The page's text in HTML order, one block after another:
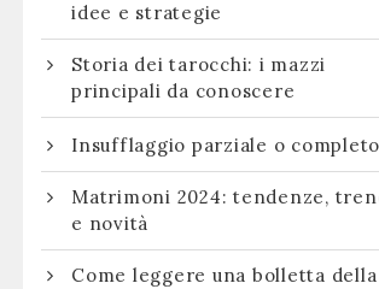
idee e strategie
Storia dei tarocchi: i mazzi
principali da conoscere
Insufflaggio parziale o
Matrimoni 2024: tendenze,
e novità
Come leggere una bolletta della